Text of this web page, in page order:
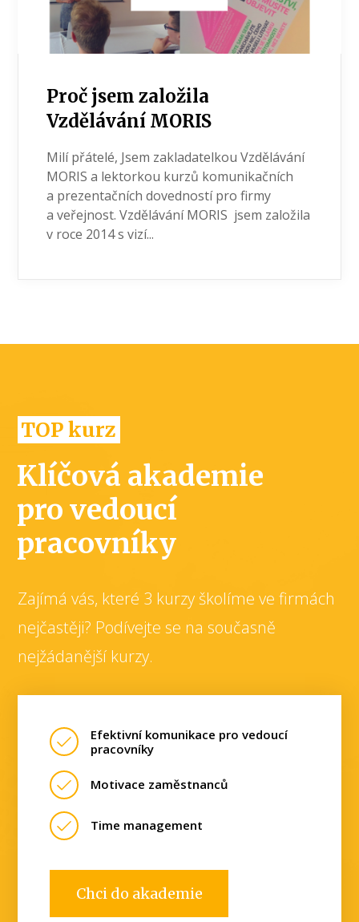
Proč jsem založila
Vzdělávání MORIS
Milí přátelé, Jsem zakladatelkou Vzdělávání
MORIS a lektorkou kurzů komunikačních
a prezentačních dovedností pro firmy
a veřejnost. Vzdělávání MORIS jsem založila
v roce 2014 s vizí...
TOP kurz
Klíčová akademie
pro vedoucí
pracovníky
Zajímá vás, které 3 kurzy školíme ve firmách
nejčastěji? Podívejte se na současně
nejžádanější kurzy.
Efektivní komunikace pro vedoucí
pracovníky
Motivace zaměstnanců
Time management
Chci do akademie